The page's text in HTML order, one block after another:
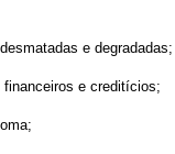
e degradadas;
e creditícios;